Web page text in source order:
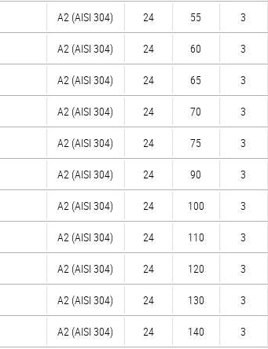
А2 (AISI 304) 24 55 3
А2 (AISI 304) 24 60 3
А2 (AISI 304) 24 65 3
А2 (AISI 304) 24 70 3
А2 (AISI 304) 24 75 3
А2 (AISI 304) 24 90 3
А2 (AISI 304) 24 100 3
А2 (AISI 304) 24 110 3
А2 (AISI 304) 24 120 3
А2 (AISI 304) 24 130 3
А2 (AISI 304) 24 140 3